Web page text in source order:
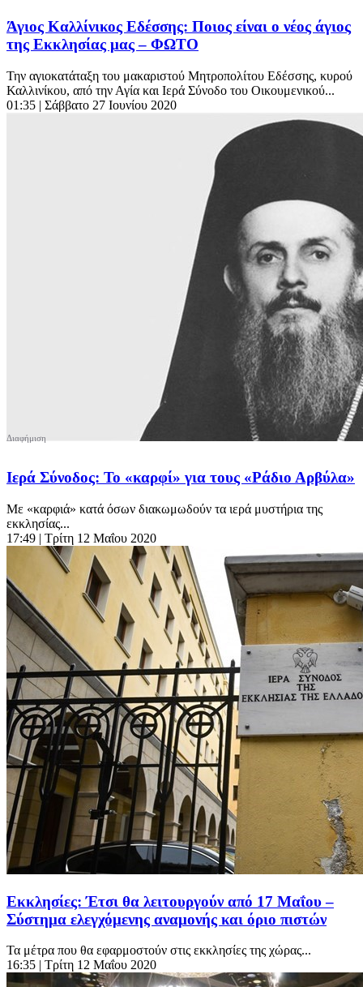
Άγιος Καλλίνικος Εδέσσης: Ποιος είναι ο νέος άγιος
της Εκκλησίας μας – ΦΩΤΟ
Την αγιοκατάταξη του μακαριστού Μητροπολίτου Εδέσσης, κυρού
Καλλινίκου, από την Αγία και Ιερά Σύνοδο του Οικουμενικού...
01:35 | Σάββατο 27 Ιουνίου 2020
Ιερά Σύνοδος: Το «καρφί» για τους «Ράδιο Αρβύλα»
Με «καρφιά» κατά όσων διακωμωδούν τα ιερά μυστήρια της
εκκλησίας...
17:49 | Τρίτη 12 Μαΐου 2020
Εκκλησίες: Έτσι θα λειτουργούν από 17 Μαΐου –
Σύστημα ελεγχόμενης αναμονής και όριο πιστών
Τα μέτρα που θα εφαρμοστούν στις εκκλησίες της χώρας...
16:35 | Τρίτη 12 Μαΐου 2020